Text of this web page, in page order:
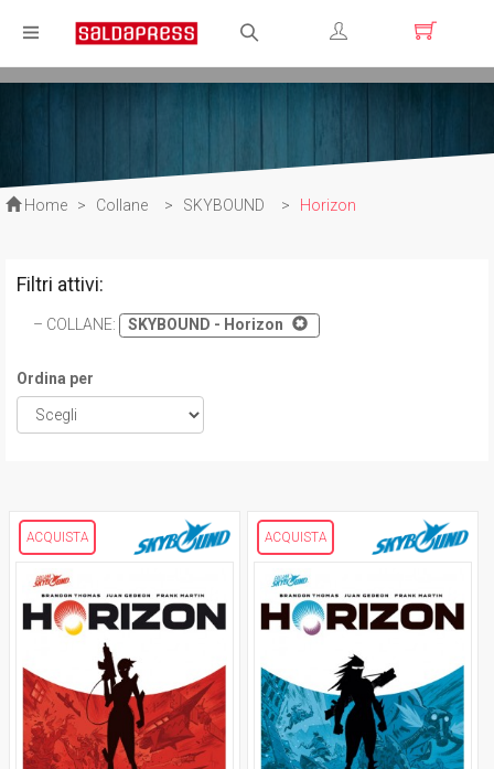
Registrati
Home > Collane > SKYBOUND > Horizon
Filtri attivi:
COLLANE: SKYBOUND - Horizon
Ordina per
ACQUISTA ACQUISTA